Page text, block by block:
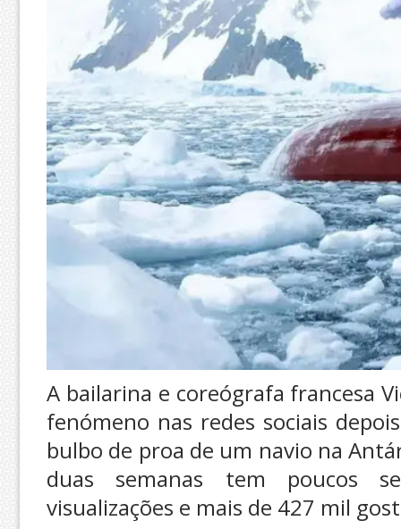
A bailarina e coreógrafa francesa
fenómeno nas redes sociais
bulbo de proa de um navio na
duas semanas tem poucos
visualizações e mais de 427 mil